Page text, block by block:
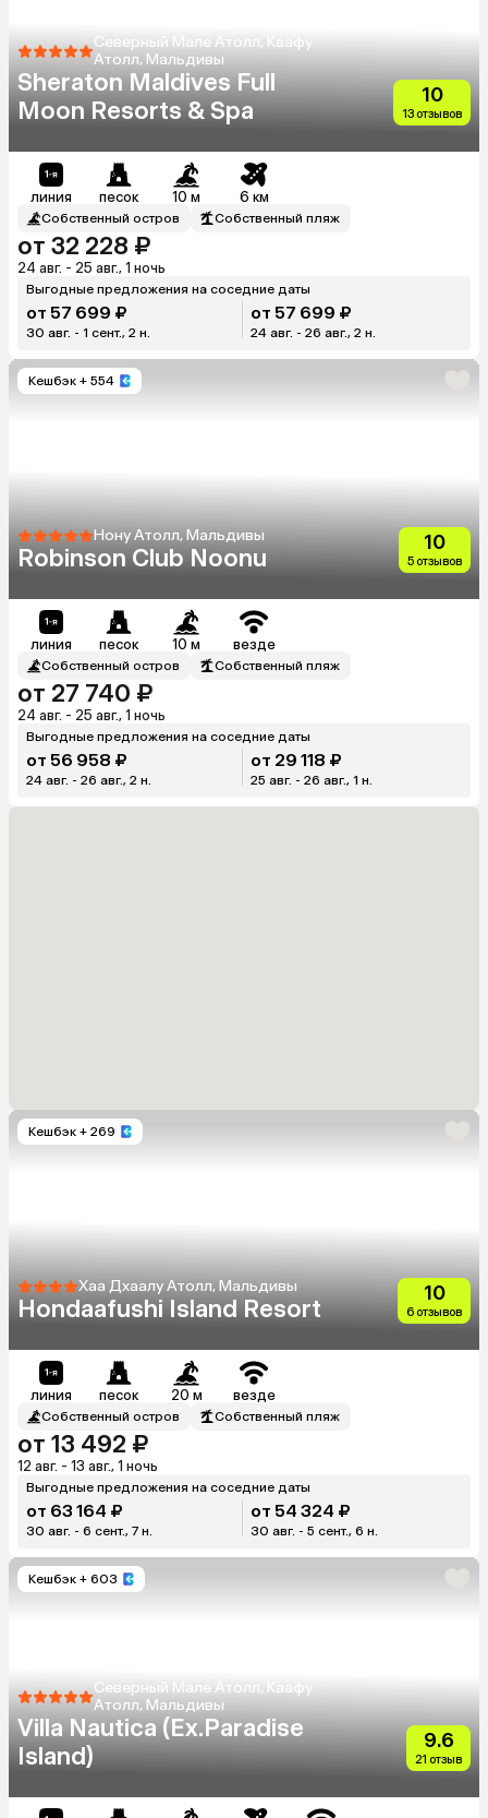
Северный Мале Атолл, Каафу
Атолл, Мальдивы
Sheraton Maldives Full
Moon Resorts & Spa
10
13 отзывов
линия песок 10 м 6 км
Собственный остров Собственный пляж
от 32 228 ₽
24 авг. - 25 авг., 1 ночь
Выгодные предложения на соседние даты
от 57 699 ₽
30 авг. - 1 сент., 2 н.
от 57 699 ₽
24 авг. - 26 авг., 2 н.
Кешбэк + 554
Нону Атолл, Мальдивы
Robinson Club Noonu
10
5 отзывов
линия песок 10 м везде
Собственный остров Собственный пляж
от 27 740 ₽
24 авг. - 25 авг., 1 ночь
Выгодные предложения на соседние даты
от 56 958 ₽
24 авг. - 26 авг., 2 н.
от 29 118 ₽
25 авг. - 26 авг., 1 н.
Кешбэк + 269
Хаа Дхаалу Атолл, Мальдивы
Hondaafushi Island Resort
10
6 отзывов
линия песок 20 м везде
Собственный остров Собственный пляж
от 13 492 ₽
12 авг. - 13 авг., 1 ночь
Выгодные предложения на соседние даты
от 63 164 ₽
30 авг. - 6 сент., 7 н.
от 54 324 ₽
30 авг. - 5 сент., 6 н.
Кешбэк + 603
Северный Мале Атолл, Каафу
Атолл, Мальдивы
Villa Nautica (Ex.Paradise
Island)
9.6
21 отзыв